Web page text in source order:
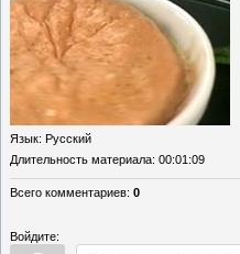
Язык: Русский
Длительность материала: 00:01:09
Всего комментариев: 0
Войдите: